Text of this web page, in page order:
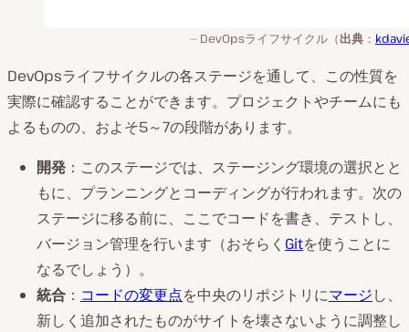
DevOpsライフサイクル（出典 ：
DevOpsライフサイクルの各ステージを通して、この性質を
実際に確認することができます。プロジェクトやチームにも
よるものの、およそ5～7の段階があります。
開発 ：このステージでは、ステージング環境の選択とと
もに、プランニングとコーディングが行われます。次の
ステージに移る前に、ここでコードを書き、テストし、
バージョン管理を行います（おそらく Gitを使うことに
なるでしょう）。
統合 ： コードの変更点を中央のリポジトリにマージし、
新しく追加されたものがサイトを壊さないように調整し